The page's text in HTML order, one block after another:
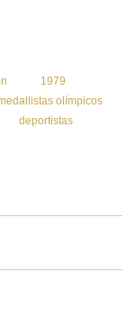
1979
olímpicos
deportistas